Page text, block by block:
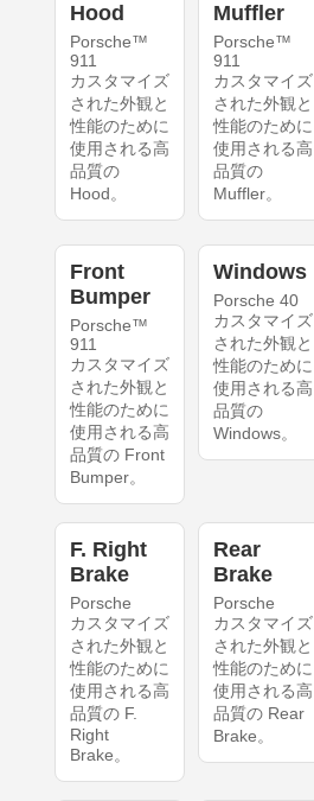
Hood
Porsche™
911
カスタマイズ
された外観と
性能のために
使用される高
品質の
Hood。
Muffler
Porsche™
911
カスタマイズ
された外観と
性能のために
使用される高
品質の
Muffler。
Front
Bumper
Porsche™
911
カスタマイズ
された外観と
性能のために
使用される高
品質の Front
Bumper。
Windows
Porsche 40
カスタマイズ
された外観と
性能のために
使用される高
品質の
Windows。
F. Right
Brake
Porsche
カスタマイズ
された外観と
性能のために
使用される高
品質の F.
Right
Brake。
Rear
Brake
Porsche
カスタマイズ
された外観と
性能のために
使用される高
品質の Rear
Brake。